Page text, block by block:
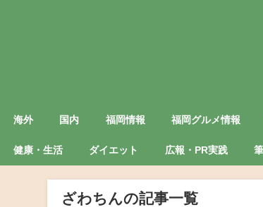
海外 国内 福岡情報 福岡グルメ情報
健康・生活 ダイエット 広報・PR実践
ざわちんの記事一覧